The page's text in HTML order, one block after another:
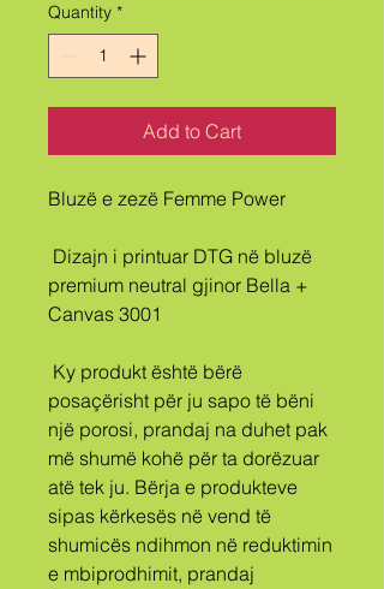
Quantity *
Add to Cart
Bluzë e zezë Femme Power
premium neutral gjinor Bella +
Canvas 3001
posaçërisht për ju sapo të bëni
një porosi, prandaj na duhet pak
më shumë kohë për ta dorëzuar
atë tek ju. Bërja e produkteve
sipas kërkesës në vend të
shumicës ndihmon në reduktimin
e mbiprodhimit, prandaj